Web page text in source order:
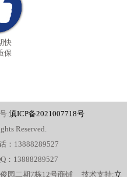
快
保
:滇ICP备2021007718号
Reserved.
：13888289527
：13888289527
园二期7栋12号商铺 技术支持:立